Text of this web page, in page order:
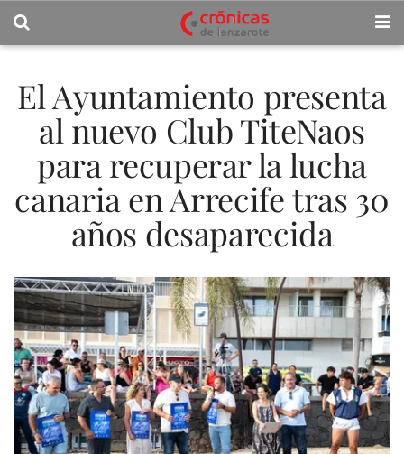
El Ayuntamiento presenta
al nuevo Club TiteNaos
para recuperar la lucha
canaria en Arrecife tras 30
años desaparecida